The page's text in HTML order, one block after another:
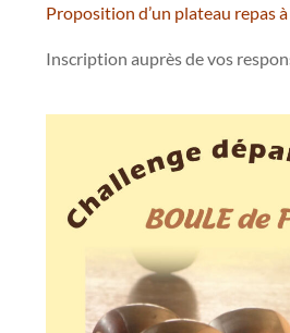
Proposition d’un plateau repas à
Inscription auprès de vos